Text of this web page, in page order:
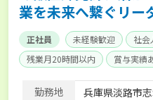
業を未来へ繋ぐリー
正社員 未経験歓迎 社会
残業月20時間以内
賞与実績
産休･育休取得実績あり
社会
勤務地
兵庫県淡路市